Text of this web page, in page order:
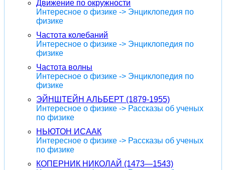
Движение по окружности
Интересное о физике -> Энциклопедия по
физике
Частота колебаний
Интересное о физике -> Энциклопедия по
физике
Частота волны
Интересное о физике -> Энциклопедия по
физике
ЭЙНШТЕЙН АЛЬБЕРТ (1879-1955)
Интересное о физике -> Рассказы об ученых
по физике
НЬЮТОН ИСААК
Интересное о физике -> Рассказы об ученых
по физике
КОПЕРНИК НИКОЛАЙ (1473—1543)